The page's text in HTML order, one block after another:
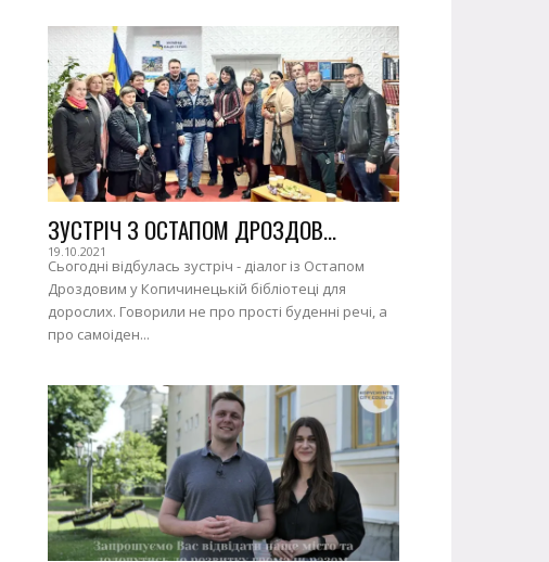
ЗУСТРІЧ З ОСТАПОМ ДРОЗДОВ...
19.10.2021
Сьогодні відбулась зустріч - діалог із Остапом
Дроздовим у Копичинецькій бібліотеці для
дорослих. Говорили не про прості буденні речі, а
про самоіден...